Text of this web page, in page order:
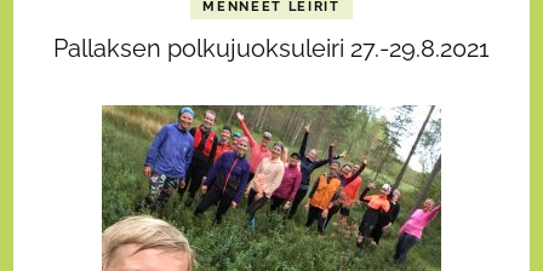
MENNEET LEIRIT
Pallaksen polkujuoksuleiri 27.-29.8.2021